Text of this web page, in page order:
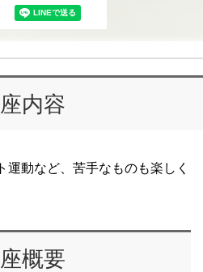
内容
運動など、苦手なものも楽しく
概要